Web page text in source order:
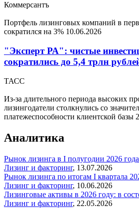
Коммерсантъ
Портфель лизинговых компаний в
сократился на 3% 10.06.2026
"Эксперт РА": чистые
сократились до 5,4 трлн
ТАСС
Из-за длительного периода высоких
лизингодатели столкнулись со
платежеспособности клиентской базы
Аналитика
Рынок лизинга в I полугодии 2026
Лизинг и факторинг, 13.07.2026
Рынок лизинга по итогам I квартала
Лизинг и факторинг, 10.06.2026
Лизинговые активы в 2026 году: в
Лизинг и факторинг, 22.05.2026